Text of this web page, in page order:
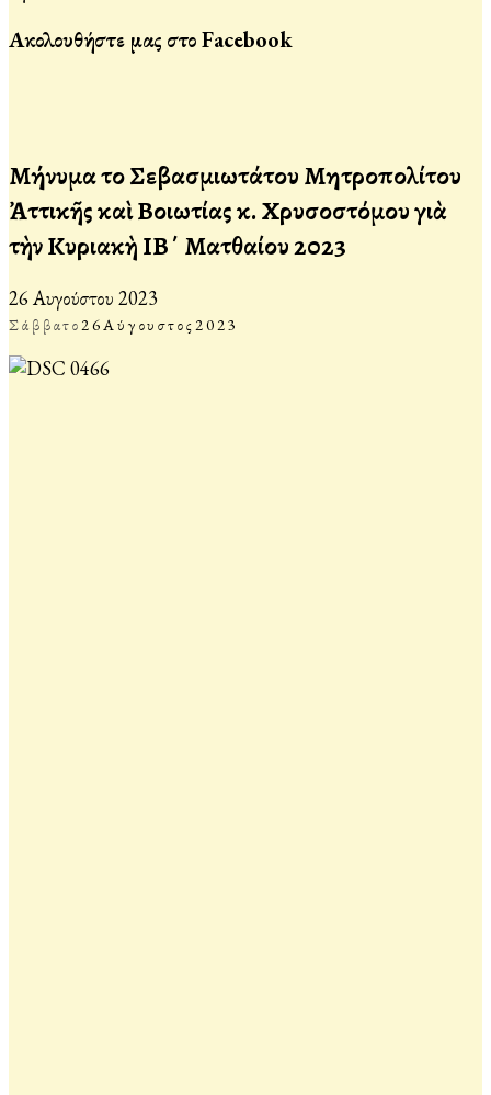
Ακολουθήστε μας στο Facebook
Μήνυμα τοῦ Σεβασμιωτάτου Μητροπολίτου
Ἀττικῆς καὶ Βοιωτίας κ. Χρυσοστόμου γιὰ
τὴν Κυριακὴ ΙΒ΄ Ματθαίου 2023
26 Αυγούστου 2023
Σάββατο26Αύγουστος2023